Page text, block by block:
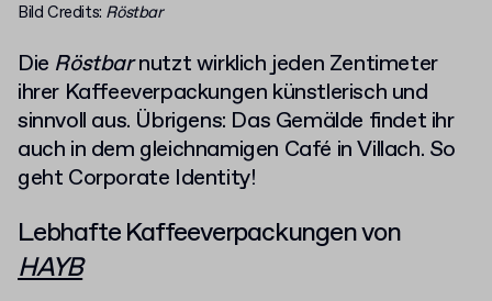
Bild Credits: Röstbar
Die Röstbarnutzt wirklich jeden Zentimeter
ihrer Kaffeeverpackungen künstlerisch und
sinnvoll aus. Übrigens: Das Gemälde findet ihr
auch in dem gleichnamigen Café in Villach. So
geht Corporate Identity!
Lebhafte Kaffeeverpackungen von
HAYB